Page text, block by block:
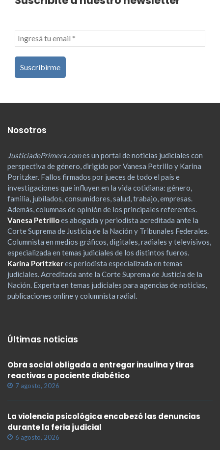
Nosotros
JusticiadePrimera.comes un portal de noticias judiciales con
perspectiva de género, dirigido por Vanesa Petrillo y Karina
Poritzker. Fallos firmados por jueces de todo el país e
investigaciones que influyen en la vida cotidiana: género,
familia, jubilados, consumidores, salud, trabajo, empresas.
Además, columnas de opinión de los principales referentes.
Vanesa Petrilloes abogada y periodista acreditada ante la
Corte Suprema de Justicia de la Nación y Tribunales Federales.
Columnista en medios gráficos, digitales, radiales y televisivos,
especializada en temas judiciales de los distintos fueros.
Karina Poritzkeres periodista especializada en temas
judiciales. Acreditada ante la Corte Suprema de Justicia de la
Nación. Experta en temas judiciales para agencias de noticias,
publicaciones online y columnista radial.
Últimas noticias
Obra social obligada a entregar insulina y tiras
reactivas a paciente diabético
7 agosto, 2026
La violencia psicológica encabezó las denuncias
durante la feria judicial
6 agosto, 2026